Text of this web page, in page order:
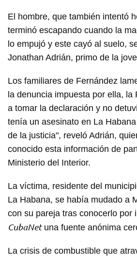
El hombre, que también intentó
terminó escapando cuando la
lo empujó y este cayó al suelo,
Jonathan Adrián, primo de la
Los familiares de Fernández
la denuncia impuesta por ella, la
a tomar la declaración y no
tenía un asesinato en La
de la justicia", reveló Adrián,
conocido esta información de
Ministerio del Interior.
La víctima, residente del
La Habana, se había mudado a
con su pareja tras conocerlo por
CubaNetuna fuente anónima
La crisis de combustible que